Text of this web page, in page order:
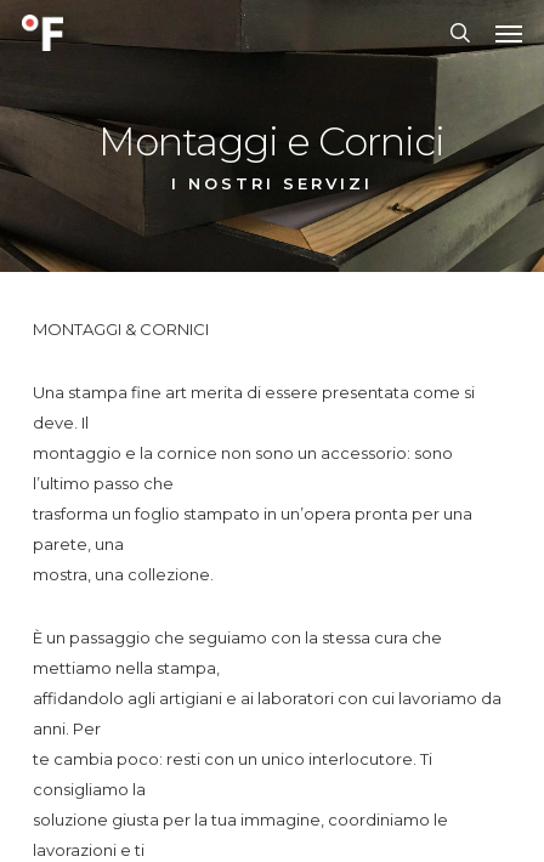
Skip
to
content
search
Montaggi e Cornici
I NOSTRI SERVIZI
MONTAGGI & CORNICI
Una stampa fine art merita di essere presentata come si
deve. Il
montaggio e la cornice non sono un accessorio: sono
l’ultimo passo che
trasforma un foglio stampato in un’opera pronta per una
parete, una
mostra, una collezione.
È un passaggio che seguiamo con la stessa cura che
mettiamo nella stampa,
affidandolo agli artigiani e ai laboratori con cui lavoriamo da
anni. Per
te cambia poco: resti con un unico interlocutore. Ti
consigliamo la
soluzione giusta per la tua immagine, coordiniamo le
lavorazioni e ti